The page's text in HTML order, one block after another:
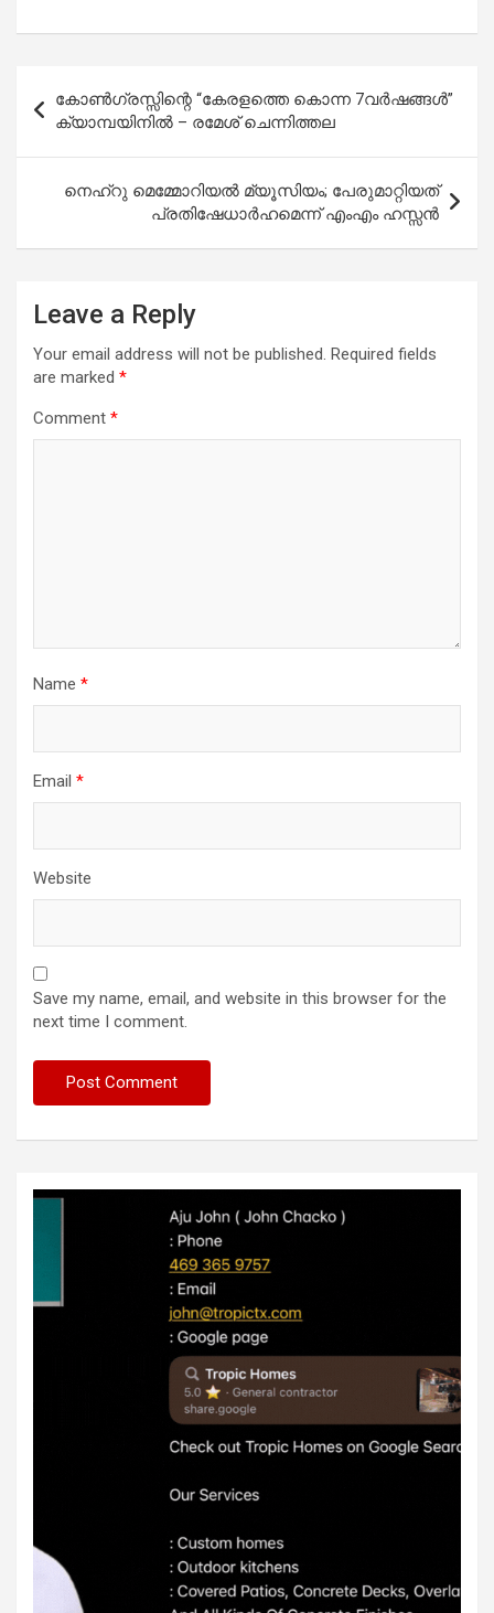
navigation
കോൺഗ്രസ്സിന്റെ “കേരളത്തെ കൊന്ന 7വർഷങ്ങൾ”
ക്യാമ്പയിനിൽ – രമേശ് ചെന്നിത്തല
നെഹ്‌റു മെമ്മോറിയല്‍ മ്യൂസിയം; പേരുമാറ്റിയത്
പ്രതിഷേധാര്‍ഹമെന്ന് എംഎം ഹസ്സന്‍
Leave a Reply
Your email address will not be published. Required fields
are marked *
Comment *
Name *
Email *
Website
Save my name, email, and website in this browser for the
next time I comment.